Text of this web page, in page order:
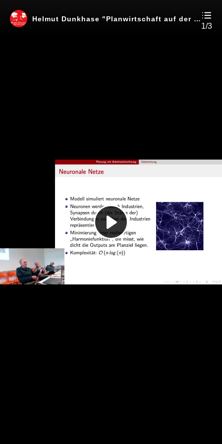
1/3
Play
Video
Helmut Dunkhase "Planwirtschaft auf der Höhe der Zeit"